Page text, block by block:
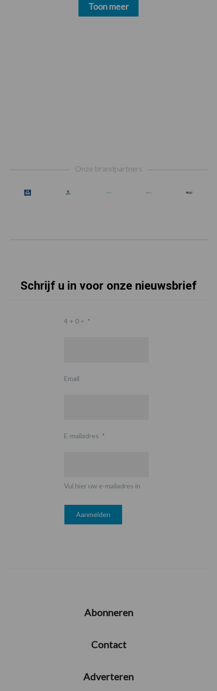
Toon meer
Onze brandpartners
Schrijf u in voor onze nieuwsbrief
4 + 0 = *
Email
E-mailadres *
Vul hier uw e-mailadres in
Abonneren
Contact
Adverteren